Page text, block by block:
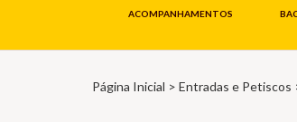
ACOMPANHAMENTOS
Página Inicial > Entradas e Petiscos